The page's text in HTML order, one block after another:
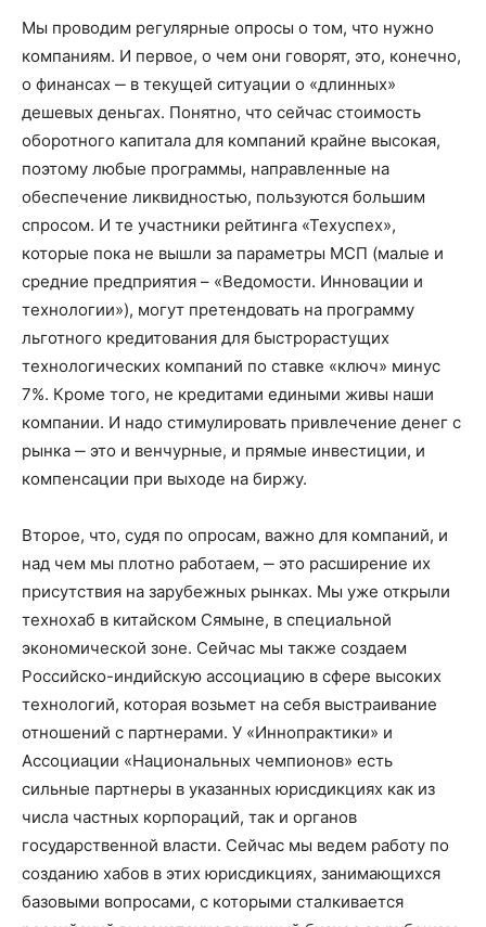
Мы проводим регулярные опросы о том, что нужно
компаниям. И первое, о чем они говорят, это, конечно,
о финансах ‒ в текущей ситуации о «длинных»
дешевых деньгах. Понятно, что сейчас стоимость
оборотного капитала для компаний крайне высокая,
поэтому любые программы, направленные на
обеспечение ликвидностью, пользуются большим
спросом. И те участники рейтинга «Техуспех»,
которые пока не вышли за параметры МСП (малые и
средние предприятия – «Ведомости. Инновации и
технологии»), могут претендовать на программу
льготного кредитования для быстрорастущих
технологических компаний по ставке «ключ» минус
7%. Кроме того, не кредитами едиными живы наши
компании. И надо стимулировать привлечение денег с
рынка ‒ это и венчурные, и прямые инвестиции, и
компенсации при выходе на биржу.
Второе, что, судя по опросам, важно для компаний, и
над чем мы плотно работаем, ‒ это расширение их
присутствия на зарубежных рынках. Мы уже открыли
технохаб в китайском Сямыне, в специальной
экономической зоне. Сейчас мы также создаем
Российско-индийскую ассоциацию в сфере высоких
технологий, которая возьмет на себя выстраивание
отношений с партнерами. У «Иннопрактики» и
Ассоциации «Национальных чемпионов» есть
сильные партнеры в указанных юрисдикциях как из
числа частных корпораций, так и органов
государственной власти. Сейчас мы ведем работу по
созданию хабов в этих юрисдикциях, занимающихся
базовыми вопросами, с которыми сталкивается